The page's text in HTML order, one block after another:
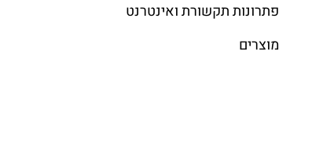
פתרונות תקשורת ואינטרנט
מוצרים